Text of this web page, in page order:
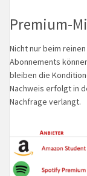
Premium-
Nicht nur beim
Abonnements
bleiben die
Nachweis erfolgt in
Nachfrage verlangt.